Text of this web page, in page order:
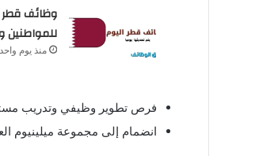
للمواطنين
منذ يوم واحد
فرص تطوير وظيفي وتدريب
انضمام إلى مجموعة ميلينيوم